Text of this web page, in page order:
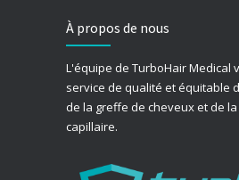
À propos de nous
L'équipe de TurboHair Medical
service de qualité et équitable
de la greffe de cheveux et de
capillaire.